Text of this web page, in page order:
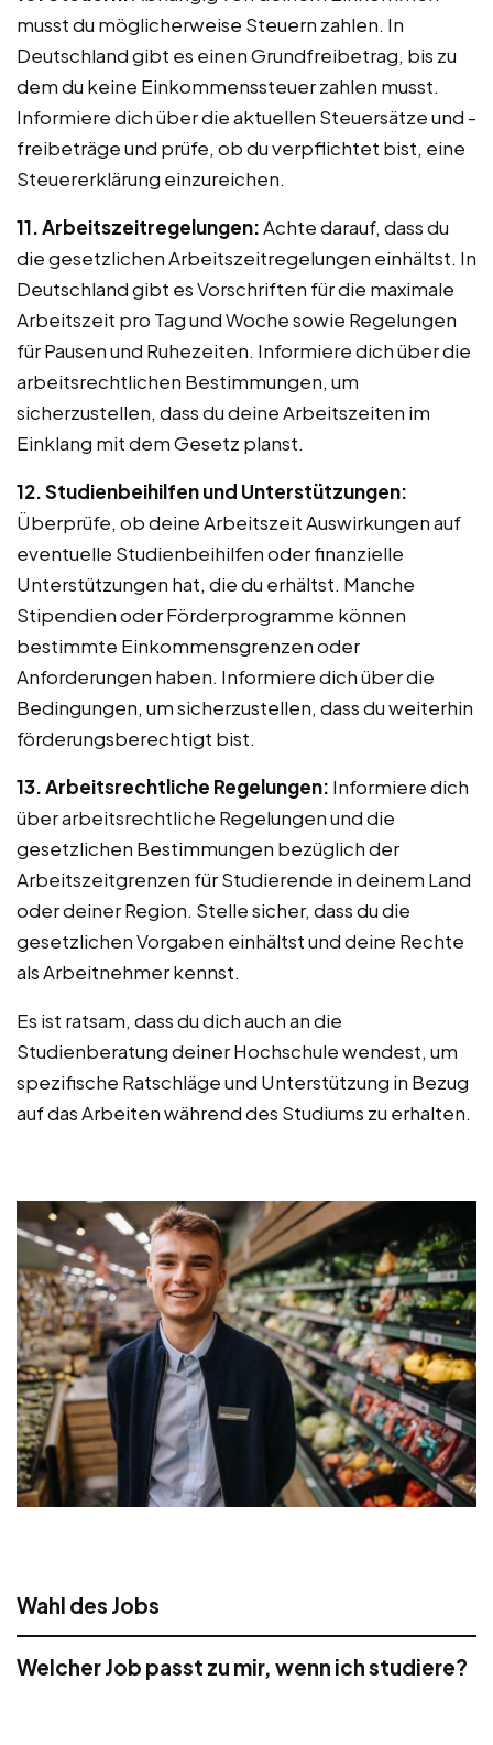
musst du möglicherweise Steuern zahlen. In
Deutschland gibt es einen Grundfreibetrag, bis zu
dem du keine Einkommenssteuer zahlen musst.
Informiere dich über die aktuellen Steuersätze und -
freibeträge und prüfe, ob du verpflichtet bist, eine
Steuererklärung einzureichen.
11. Arbeitszeitregelungen:Achte darauf, dass du
die gesetzlichen Arbeitszeitregelungen einhältst. In
Deutschland gibt es Vorschriften für die maximale
Arbeitszeit pro Tag und Woche sowie Regelungen
für Pausen und Ruhezeiten. Informiere dich über die
arbeitsrechtlichen Bestimmungen, um
sicherzustellen, dass du deine Arbeitszeiten im
Einklang mit dem Gesetz planst.
12. Studienbeihilfen und Unterstützungen:
Überprüfe, ob deine Arbeitszeit Auswirkungen auf
eventuelle Studienbeihilfen oder finanzielle
Unterstützungen hat, die du erhältst. Manche
Stipendien oder Förderprogramme können
bestimmte Einkommensgrenzen oder
Anforderungen haben. Informiere dich über die
Bedingungen, um sicherzustellen, dass du weiterhin
förderungsberechtigt bist.
13. Arbeitsrechtliche Regelungen: Informiere dich
über arbeitsrechtliche Regelungen und die
gesetzlichen Bestimmungen bezüglich der
Arbeitszeitgrenzen für Studierende in deinem Land
oder deiner Region. Stelle sicher, dass du die
gesetzlichen Vorgaben einhältst und deine Rechte
als Arbeitnehmer kennst.
Es ist ratsam, dass du dich auch an die
Studienberatung deiner Hochschule wendest, um
spezifische Ratschläge und Unterstützung in Bezug
auf das Arbeiten während des Studiums zu erhalten.
Wahl des Jobs
Welcher Job passt zu mir, wenn ich studiere?